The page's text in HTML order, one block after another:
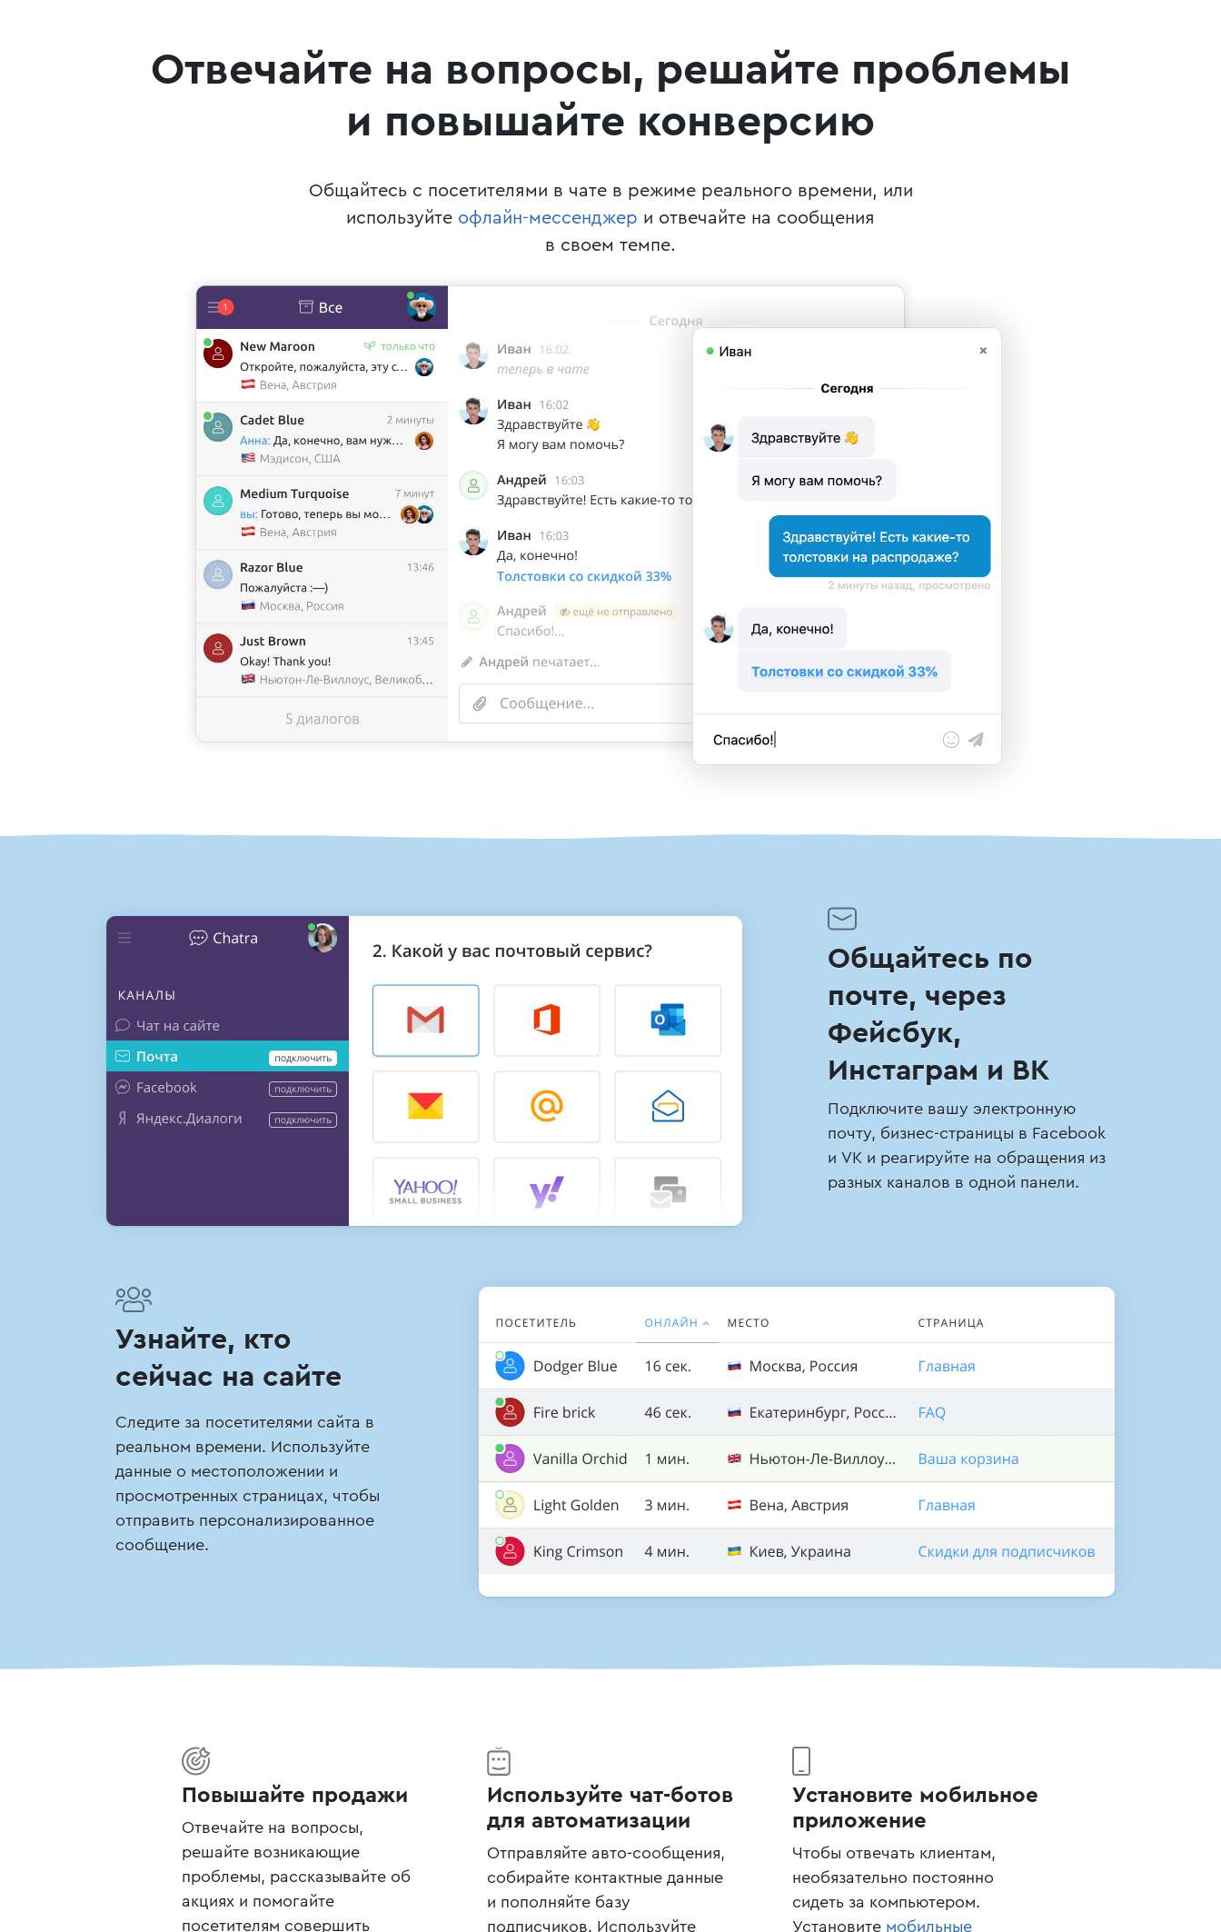
Отвечайте на вопросы, решайте проблемы
и повышайте конверсию
Общайтесь с посетителями в чате в режиме реального времени, или
используйте офлайн-мессенджер и отвечайте на сообщения
в своем темпе.
Общайтесь по
почте, через
Фейсбук,
Инстаграм и ВК
Подключите вашу электронную
почту, бизнес-страницы в Facebook
и VK и реагируйте на обращения из
разных каналов в одной панели.
Узнайте, кто
сейчас на сайте
Следите за посетителями сайта в
реальном времени. Используйте
данные о местоположении и
просмотренных страницах, чтобы
отправить персонализированное
сообщение.
Повышайте продажи
Отвечайте на вопросы,
решайте возникающие
проблемы, рассказывайте об
акциях и помогайте
посетителям совершить
Используйте чат-ботов
для автоматизации
Отправляйте авто-сообщения,
собирайте контактные данные
и пополняйте базу
подписчиков. Используйте
Установите мобильное
приложение
Чтобы отвечать клиентам,
необязательно постоянно
сидеть за компьютером.
Установите мобильные